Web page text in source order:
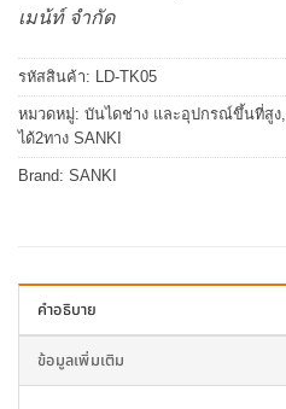
เมน้ท์ จำกัด
รหัสสินค้า: LD-TK05
หมวดหมู่: บันไดช่าง และอุปกรณ์ขึ้นที่สูง,
ได้2ทาง SANKI
Brand: SANKI
คำอธิบาย
ข้อมูลเพิ่มเติม